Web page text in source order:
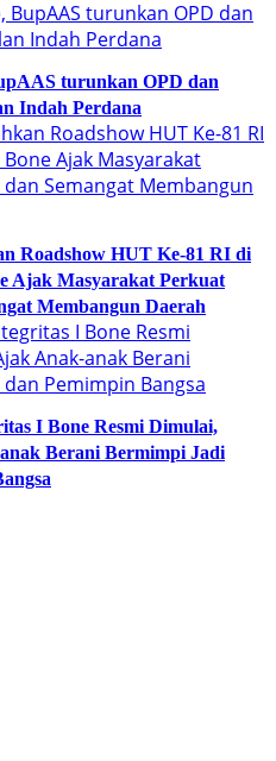
turunkan OPD dan
Indah Perdana
Roadshow HUT Ke-81 RI di
Ajak Masyarakat Perkuat
Membangun Daerah
I Bone Resmi Dimulai,
Berani Bermimpi Jadi